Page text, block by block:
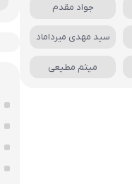
جواد مقدم
سید مهدی میرداماد
میثم مطیعی